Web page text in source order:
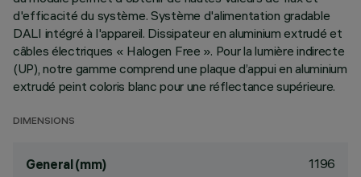
d'efficacité du système. Système d'alimentation gradable
DALI intégré à l'appareil. Dissipateur en aluminium extrudé et
câbles électriques « Halogen Free ». Pour la lumière indirecte
(UP), notre gamme comprend une plaque d’appui en aluminium
extrudé peint coloris blanc pour une réflectance supérieure.
DIMENSIONS
General (mm) 1196